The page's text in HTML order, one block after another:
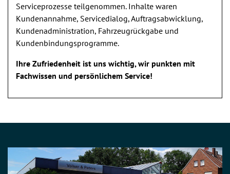
Serviceprozesse teilgenommen. Inhalte waren
Kundenannahme, Servicedialog, Auftragsabwicklung,
Kundenadministration, Fahrzeugrückgabe und
Kundenbindungsprogramme.
Ihre Zufriedenheit ist uns wichtig, wir punkten mit
Fachwissen und persönlichem Service!